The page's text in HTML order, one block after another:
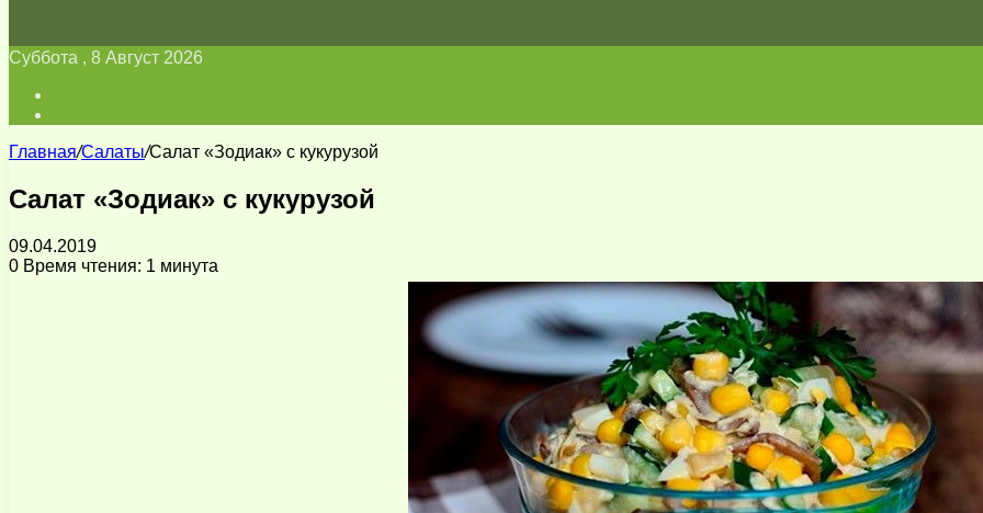
Суббота , 8 Август 2026
Главная/Салаты/Салат «Зодиак» с кукурузой
Салат «Зодиак» с кукурузой
09.04.2019
0 Время чтения: 1 минута